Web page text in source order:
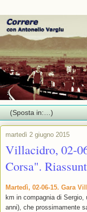
martedì 2 giugno 2015
Villacidro, 02-
Corsa".
Martedì, 02-06-15. Gara
km in compagnia di
anni), che prossimamente